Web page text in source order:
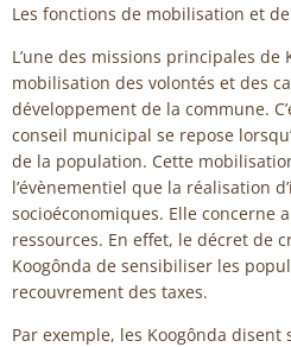
Les fonctions de mobilisation et
L’une des missions principales de
mobilisation des volontés et des
développement de la commune.
conseil municipal se repose
de la population. Cette
l’évènementiel que la réalisation
socioéconomiques. Elle concerne
ressources. En effet, le décret de
Koogônda de sensibiliser les
recouvrement des taxes.
Par exemple, les Koogônda